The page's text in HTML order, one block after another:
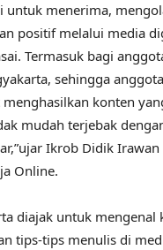
untuk menerima,
positif melalui media
Termasuk bagi
sehingga
konten
mudah terjebak
Ikrob Didik Irawan
Online.
diajak untuk mengenal
tips-tips menulis di